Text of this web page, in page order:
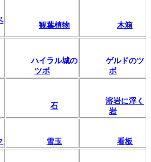
観葉植物 木箱
ハイラル城の
ツボ
ゲルドのツ
ボ
石
溶岩に浮く
岩
雪玉 看板